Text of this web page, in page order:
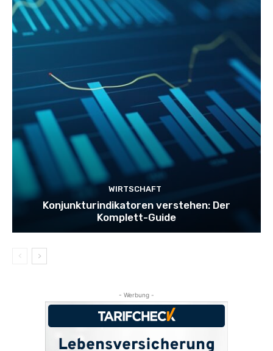
WIRTSCHAFT
Konjunkturindikatoren verstehen: Der
Komplett-Guide
- Werbung -